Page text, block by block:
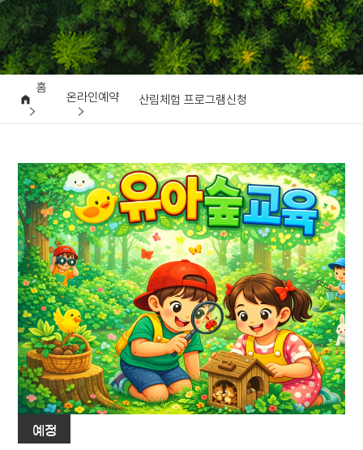
홈
온라인예약 산림체험 프로그램신청
예정